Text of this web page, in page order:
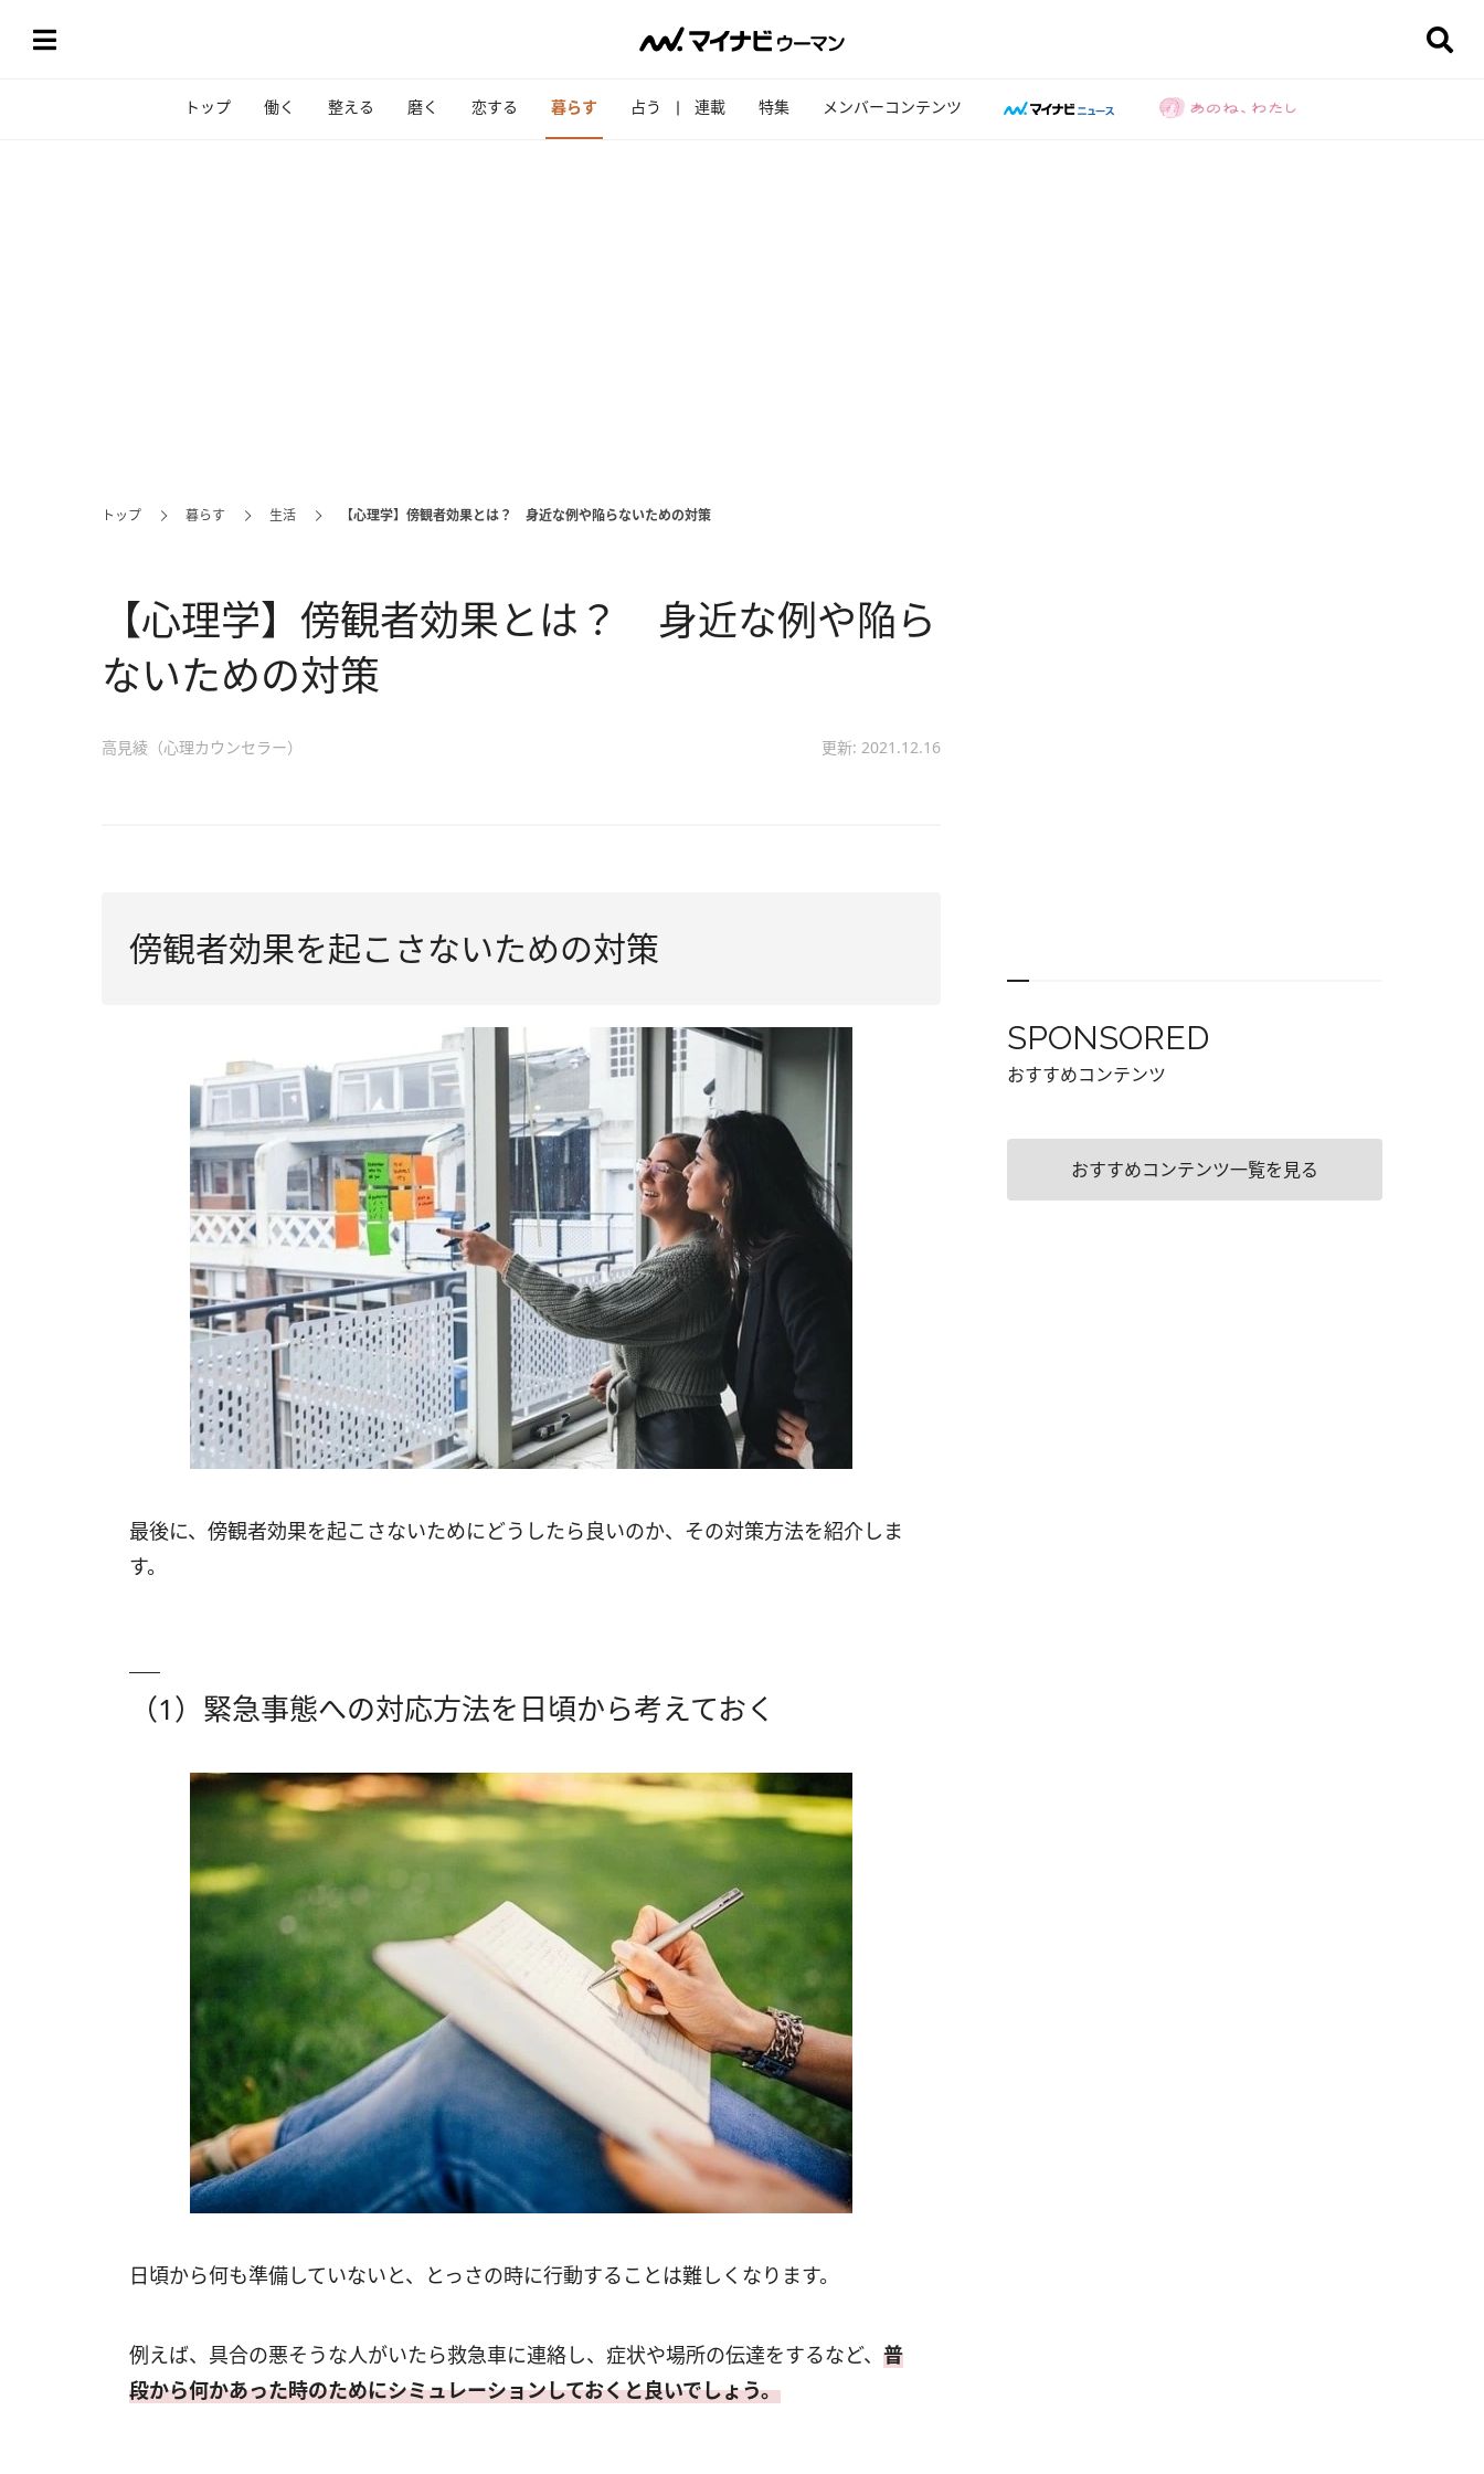
トップ 働く 整える 磨く 恋する 暮らす 占う 連載 特集 メンバーコンテンツ
トップ 暮らす 生活 【心理学】傍観者効果とは？ 身近な例や陥らないための対策
【心理学】傍観者効果とは？ 身近な例や陥ら
ないための対策
高見綾（心理カウンセラー） 更新: 2021.12.16
傍観者効果を起こさないための対策
最後に、傍観者効果を起こさないためにどうしたら良いのか、その対策方法を紹介しま
す。
（1）緊急事態への対応方法を日頃から考えておく
日頃から何も準備していないと、とっさの時に行動することは難しくなります。
例えば、具合の悪そうな人がいたら救急車に連絡し、症状や場所の伝達をするなど、 普
段から何かあった時のためにシミュレーションしておくと良いでしょう。
SPONSORED
おすすめコンテンツ
おすすめコンテンツ一覧を見る